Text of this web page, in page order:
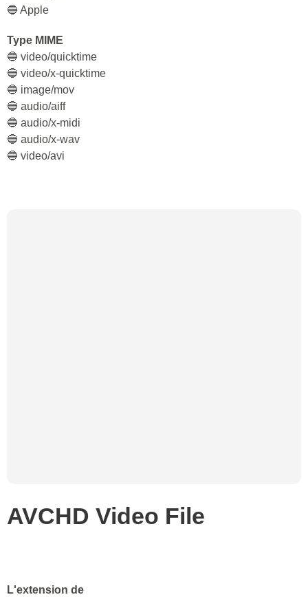
🔵 Apple
Type MIME
🔵 video/quicktime
🔵 video/x-quicktime
🔵 image/mov
🔵 audio/aiff
🔵 audio/x-midi
🔵 audio/x-wav
🔵 video/avi
AVCHD Video File
L'extension de